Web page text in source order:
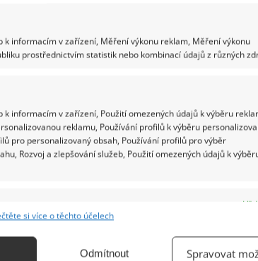
k informacím v zařízení, Měření výkonu reklam, Měření výkonu
prostřednictvím statistik nebo kombinací údajů z různých
k informacím v zařízení, Použití omezených údajů k výběru
reklamu, Používání profilů k výběru
pro personalizovaný obsah, Používání profilů pro výběr
Rozvoj a zlepšování služeb, Použití omezených údajů k
automaticky přenášených informací.
si více o těchto účelech
Odmítnout Spravovat
celou lednici umyjte.
vynikající čisticí schopnosti,
ovšem vyhovovat každému,